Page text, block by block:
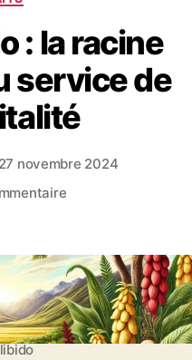
: la racine
service de
27 novembre 2024
s
M
a
c
a
e